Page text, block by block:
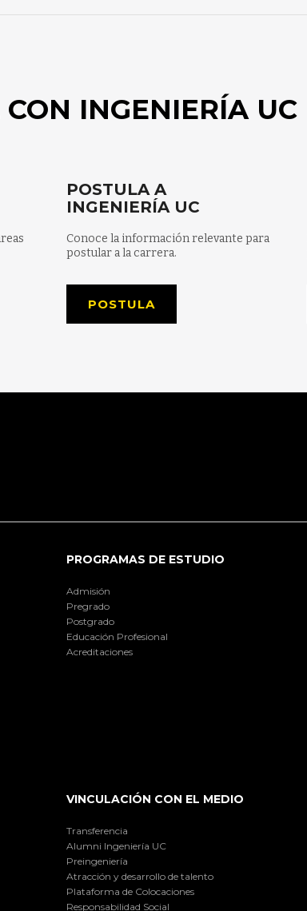
INGENIERÍA UC
POSTULA A
INGENIERÍA UC
Conoce la información relevante para
postular a la carrera.
POSTULA
PROGRAMAS DE ESTUDIO
Admisión
Pregrado
Postgrado
Educación Profesional
Acreditaciones
VINCULACIÓN CON EL MEDIO
Transferencia
Alumni Ingeniería UC
Preingeniería
Atracción y desarrollo de talento
Plataforma de Colocaciones
Responsabilidad Social